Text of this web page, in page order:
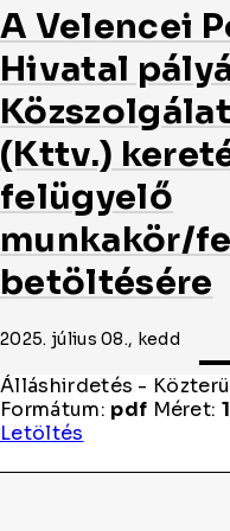
A Velencei
Hivatal
(Kttv.)
felügyelő
munkakör/
betöltésére
2025. július 08., kedd
Álláshirdetés -
Formátum: pdf Méret:
Letöltés
Közterület